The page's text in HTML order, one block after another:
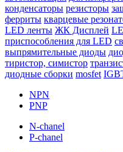
конденсаторы резисторы
ферриты кварцевые
LED ленты ЖК Дисплей
приспособления для LED
выпрямительные диоды
тиристор, симистор
диодные сборки mosfet
NPN
PNP
N-chanel
P-chanel